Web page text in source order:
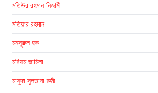
মতিউর রহমান নিজামী
মতিয়ার রহমান
মনসূরুল হক
মরিয়ম জামিলা
মাসুদা সুলতানা রুমী